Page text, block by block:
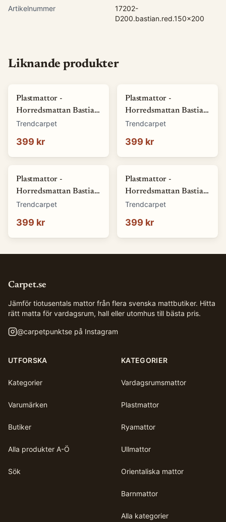
Artikelnummer
17202-
D200.bastian.red.150x200
Liknande produkter
Plastmattor -
Horredsmattan Bastian
(grön) (Storlek: 70 x 50
Trendcarpet
399 kr
Plastmattor -
Horredsmattan Bastian
(röd) (Storlek: 70 x 50
Trendcarpet
399 kr
Plastmattor -
Horredsmattan Bastian
(blå) (Storlek: 70 x 50
Trendcarpet
399 kr
Plastmattor -
Horredsmattan Bastian
(brun) (Storlek: 70 x 50
Trendcarpet
399 kr
Carpet.se
Jämför tiotusentals mattor från flera svenska mattbutiker. Hitta
rätt matta för vardagsrum, hall eller utomhus till bästa pris.
@carpetpunktse på Instagram
UTFORSKA
Kategorier
Varumärken
Butiker
Alla produkter A-Ö
Sök
KATEGORIER
Vardagsrumsmattor
Plastmattor
Ryamattor
Ullmattor
Orientaliska mattor
Barnmattor
Alla kategorier